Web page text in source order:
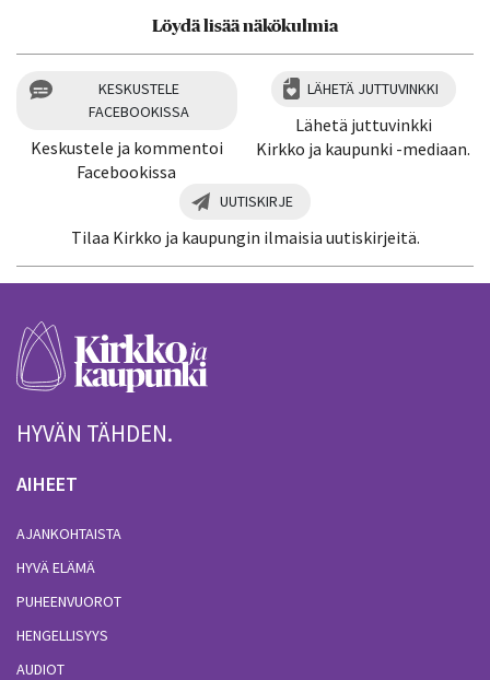
Löydä lisää näkökulmia
KESKUSTELE
FACEBOOKISSA
Keskustele ja kommentoi
Facebookissa
LÄHETÄ JUTTUVINKKI
Lähetä juttuvinkki
Kirkko ja kaupunki -mediaan.
UUTISKIRJE
Tilaa Kirkko ja kaupungin ilmaisia uutiskirjeitä.
HYVÄN TÄHDEN.
AIHEET
AJANKOHTAISTA
HYVÄ ELÄMÄ
PUHEENVUOROT
HENGELLISYYS
AUDIOT